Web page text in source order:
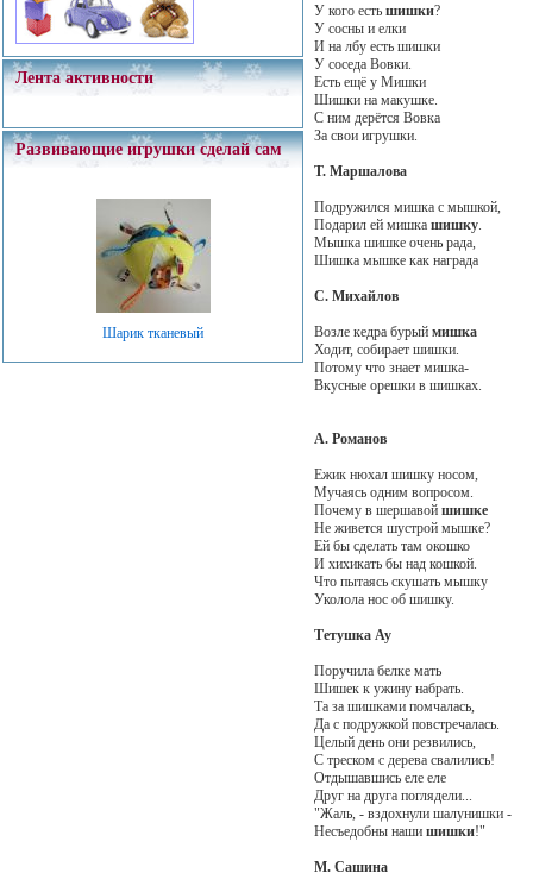
Лента активности
Развивающие игрушки сделай сам
Шарик тканевый
У кого есть шишки?
У сосны и елки
И на лбу есть шишки
У соседа Вовки.
Есть ещё у Мишки
Шишки на макушке.
С ним дерётся Вовка
За свои игрушки.
Т. Маршалова
Подружился мишка с мышкой,
Подарил ей мишка шишку.
Мышка шишке очень рада,
Шишка мышке как награда
С. Михайлов
Возле кедра бурый мишка
Ходит, собирает шишки.
Потому что знает мишка-
Вкусные орешки в шишках.
А. Романов
Ежик нюхал шишку носом,
Мучаясь одним вопросом.
Почему в шершавой шишке
Не живется шустрой мышке?
Ей бы сделать там окошко
И хихикать бы над кошкой.
Что пытаясь скушать мышку
Уколола нос об шишку.
Тетушка Ау
Поручила белке мать
Шишек к ужину набрать.
Та за шишками помчалась,
Да с подружкой повстречалась.
Целый день они резвились,
С треском с дерева свалились!
Отдышавшись еле еле
Друг на друга поглядели...
"Жаль, - вздохнули шалунишки -
Несъедобны наши шишки!"
М. Сашина